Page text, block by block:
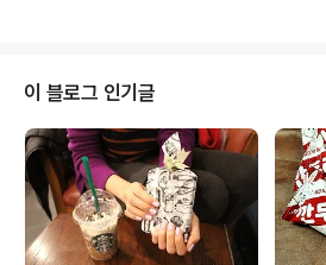
믿고 싶은 것만 믿게 만드는 생각의 오류 토머스 키
07.11.30 / 열음사 확증 편향 자신이 내린 선택이 오
다고 자책하는 상황을 피하려고,내 결정에 유리한
만 수집해 안도감과 타당성의 논리를 일구는 셀프
맹추 멘탈. "상대주의로 인해 설득력 있는 주장과 근
는 주장,..
이 블로그 인기글